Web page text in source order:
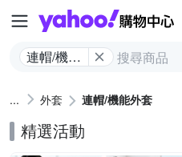
連帽/​機​能​
外套 連帽/​機​能​外套
精選活動